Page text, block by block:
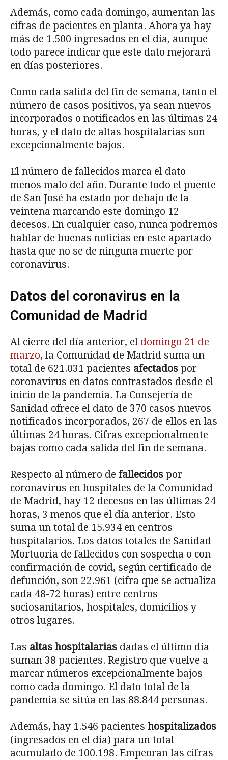
Además, como cada domingo, aumentan las
cifras de pacientes en planta. Ahora ya hay
más de 1.500 ingresados en el día, aunque
todo parece indicar que este dato mejorará
en días posteriores.
Como cada salida del fin de semana, tanto el
número de casos positivos, ya sean nuevos
incorporados o notificados en las últimas 24
horas, y el dato de altas hospitalarias son
excepcionalmente bajos.
El número de fallecidos marca el dato
menos malo del año. Durante todo el puente
de San José ha estado por debajo de la
veintena marcando este domingo 12
decesos. En cualquier caso, nunca podremos
hablar de buenas noticias en este apartado
hasta que no se de ninguna muerte por
coronavirus.
Datos del coronavirus en la
Comunidad de Madrid
Al cierre del día anterior, el domingo 21 de
marzo, la Comunidad de Madrid suma un
total de 621.031 pacientes afectados por
coronavirus en datos contrastados desde el
inicio de la pandemia. La Consejería de
Sanidad ofrece el dato de 370 casos nuevos
notificados incorporados, 267 de ellos en las
últimas 24 horas. Cifras excepcionalmente
bajas como cada salida del fin de semana.
Respecto al número de fallecidos por
coronavirus en hospitales de la Comunidad
de Madrid, hay 12 decesos en las últimas 24
horas, 3 menos que el día anterior. Esto
suma un total de 15.934 en centros
hospitalarios. Los datos totales de Sanidad
Mortuoria de fallecidos con sospecha o con
confirmación de covid, según certificado de
defunción, son 22.961 (cifra que se actualiza
cada 48-72 horas) entre centros
sociosanitarios, hospitales, domicilios y
otros lugares.
Las altas hospitalarias dadas el último día
suman 38 pacientes. Registro que vuelve a
marcar números excepcionalmente bajos
como cada domingo. El dato total de la
pandemia se sitúa en las 88.844 personas.
Además, hay 1.546 pacientes hospitalizados
(ingresados en el día) para un total
acumulado de 100.198. Empeoran las cifras